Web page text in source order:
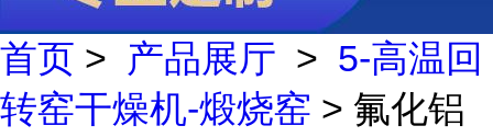
首页 > 产品展厅 > 5-高温回
转窑干燥机-煅烧窑 > 氟化铝